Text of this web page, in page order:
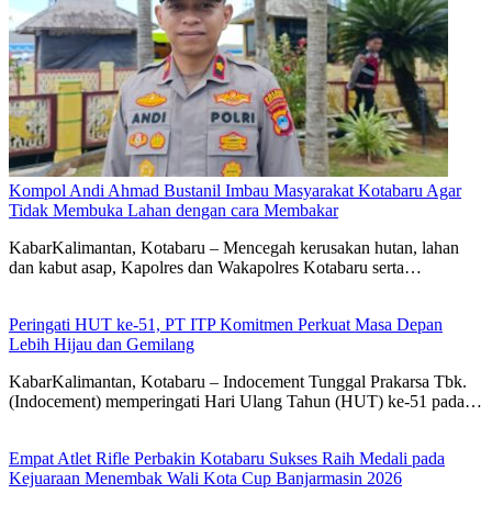
Kompol Andi Ahmad Bustanil Imbau Masyarakat Kotabaru Agar
Tidak Membuka Lahan dengan cara Membakar
KabarKalimantan, Kotabaru – Mencegah kerusakan hutan, lahan
dan kabut asap, Kapolres dan Wakapolres Kotabaru serta…
Peringati HUT ke-51, PT ITP Komitmen Perkuat Masa Depan
Lebih Hijau dan Gemilang
KabarKalimantan, Kotabaru – Indocement Tunggal Prakarsa Tbk.
(Indocement) memperingati Hari Ulang Tahun (HUT) ke-51 pada…
Empat Atlet Rifle Perbakin Kotabaru Sukses Raih Medali pada
Kejuaraan Menembak Wali Kota Cup Banjarmasin 2026